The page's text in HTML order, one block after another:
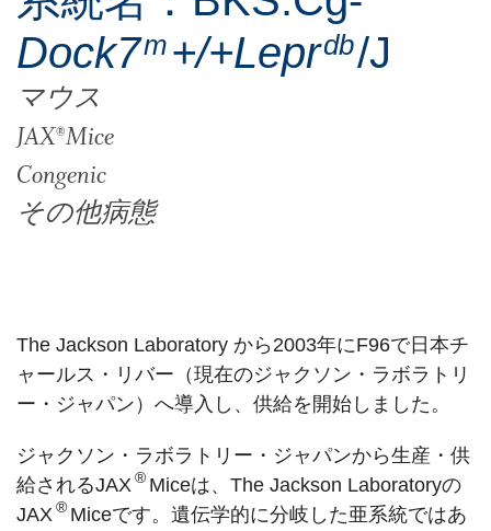
Dock7m +/+Leprdb/J
マウス
JAX®Mice
Congenic
その他病態
The Jackson Laboratory から2003年にF96で日本チ
ャールス・リバー（現在のジャクソン・ラボラトリ
ー・ジャパン）へ導入し、供給を開始しました。
ジャクソン・ラボラトリー・ジャパンから生産・供
給されるJAX ® Miceは、The Jackson Laboratoryの
JAX ® Miceです。遺伝学的に分岐した亜系統ではあ